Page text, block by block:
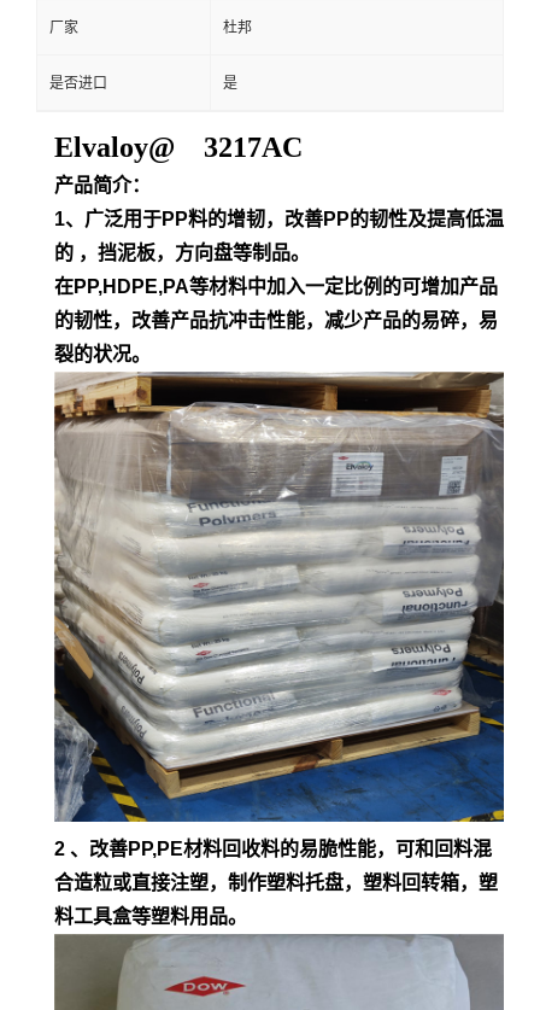
厂家 杜邦
是否进口 是
Elvaloy@ 3217AC
产品简介：
1、广泛用于PP料的增韧，改善PP的韧性及提高低温
的 ，挡泥板，方向盘等制品。
在PP,HDPE,PA等材料中加入一定比例的可增加产品
的韧性，改善产品抗冲击性能，减少产品的易碎，易
裂的状况。
2 、改善PP,PE材料回收料的易脆性能，可和回料混
合造粒或直接注塑，制作塑料托盘，塑料回转箱，塑
料工具盒等塑料用品。